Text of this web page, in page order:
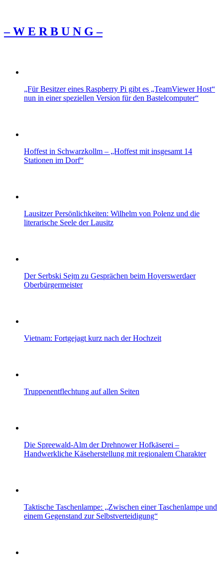
– W Ε R Β U Ν G –
„Für Besitzer eines Raspberry Pi gibt es „TeamViewer Host“
nun in einer speziellen Version für den Bastelcomputer“
Hoffest in Schwarzkollm – „Hoffest mit insgesamt 14
Stationen im Dorf“
Lausitzer Persönlichkeiten: Wilhelm von Polenz und die
literarische Seele der Lausitz
Der Serbski Sejm zu Gesprächen beim Hoyerswerdaer
Oberbürgermeister
Vietnam: Fortgejagt kurz nach der Hochzeit
Truppenentflechtung auf allen Seiten
Die Spreewald-Alm der Drehnower Hofkäserei –
Handwerkliche Käseherstellung mit regionalem Charakter
Taktische Taschenlampe: „Zwischen einer Taschenlampe und
einem Gegenstand zur Selbstverteidigung“